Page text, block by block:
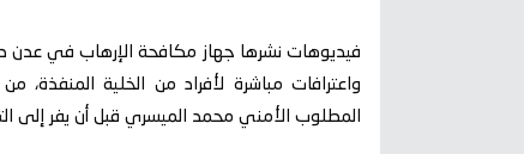
فيديوهات نشرها جهاز مكافحة الإرهاب في عدن
واعترافات مباشرة لأفراد من الخلية
المطلوب الأمني محمد الميسري قبل أن يفر إلى